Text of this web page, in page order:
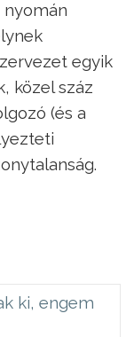
egyik
közel száz
(és a
ki, engem